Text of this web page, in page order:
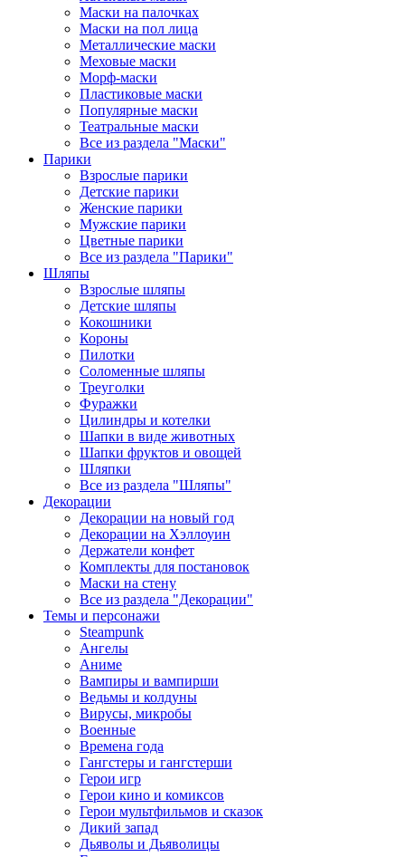
Маски на палочках
Маски на пол лица
Металлические маски
Меховые маски
Морф-маски
Пластиковые маски
Популярные маски
Театральные маски
Все из раздела "Маски"
Парики
Взрослые парики
Детские парики
Женские парики
Мужские парики
Цветные парики
Все из раздела "Парики"
Шляпы
Взрослые шляпы
Детские шляпы
Кокошники
Короны
Пилотки
Соломенные шляпы
Треуголки
Фуражки
Цилиндры и котелки
Шапки в виде животных
Шапки фруктов и овощей
Шляпки
Все из раздела "Шляпы"
Декорации
Декорации на новый год
Декорации на Хэллоуин
Держатели конфет
Комплекты для постановок
Маски на стену
Все из раздела "Декорации"
Темы и персонажи
Steampunk
Ангелы
Аниме
Вампиры и вампирши
Ведьмы и колдуны
Вирусы, микробы
Военные
Времена года
Гангстеры и гангстерши
Герои игр
Герои кино и комиксов
Герои мультфильмов и сказок
Дикий запад
Дьяволы и Дьяволицы